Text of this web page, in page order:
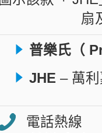
扇
普樂氏（
JHE – 萬
電話熱線